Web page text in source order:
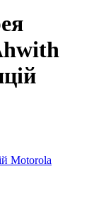
Motorola